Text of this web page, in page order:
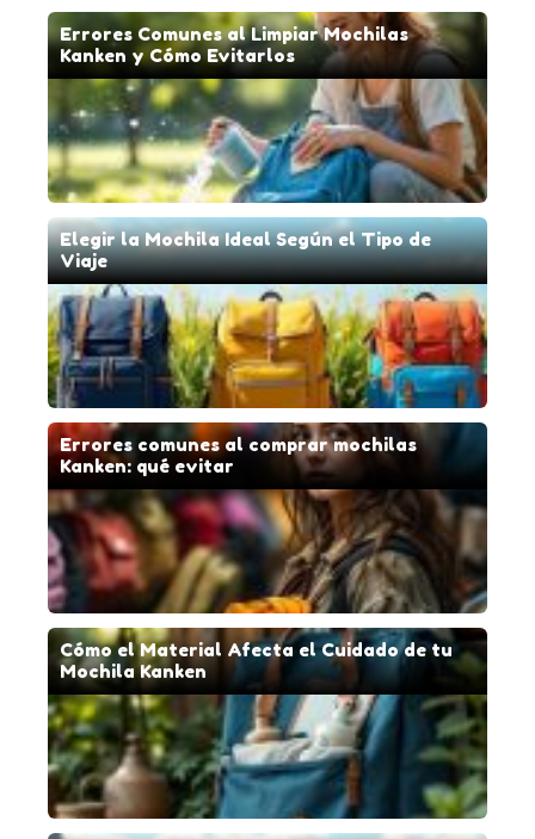
Errores Comunes al Limpiar Mochilas
Kanken y Cómo Evitarlos
Elegir la Mochila Ideal Según el Tipo de
Viaje
Errores comunes al comprar mochilas
Kanken: qué evitar
Cómo el Material Afecta el Cuidado de tu
Mochila Kanken